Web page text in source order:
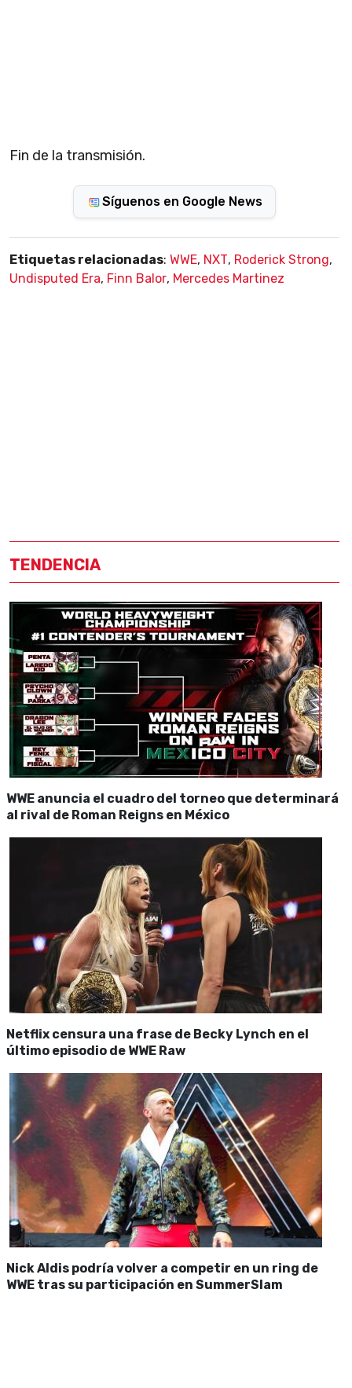
Fin de la transmisión.
Síguenos en Google News
Etiquetas relacionadas: WWE, NXT, Roderick Strong,
Undisputed Era, Finn Balor, Mercedes Martinez
TENDENCIA
WWE anuncia el cuadro del torneo que determinará
al rival de Roman Reigns en México
Netflix censura una frase de Becky Lynch en el
último episodio de WWE Raw
Nick Aldis podría volver a competir en un ring de
WWE tras su participación en SummerSlam